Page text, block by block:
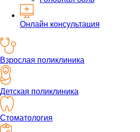
Онлайн консультация
Взрослая поликлиника
Детская поликлиника
Стоматология